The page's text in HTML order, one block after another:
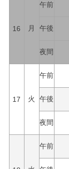
16 月
午前
午後
夜間
17 火
午前
午後
夜間
午前